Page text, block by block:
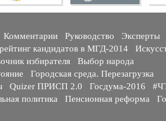
Комментарии Руководство
Эксперты
кандидатов в МГД-2014
избирателя
Выбор народа
Городская среда. Перезагрузка
Quizer ПРИСП 2.0 Госдума-2016
политика Пенсионная реформа